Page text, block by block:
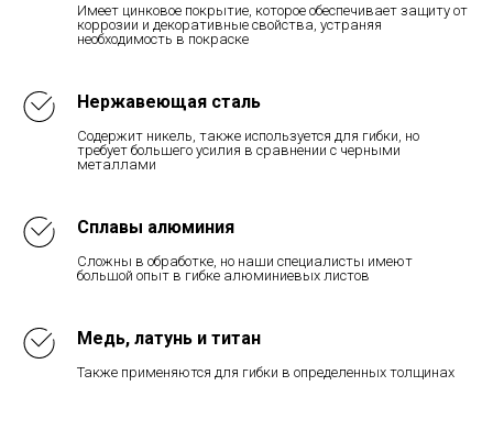
Имеет цинковое покрытие, которое обеспечивает защиту от
коррозии и декоративные свойства, устраняя
необходимость в покраске
Нержавеющая сталь
Содержит никель, также используется для гибки, но
требует большего усилия в сравнении с черными
металлами
Сплавы алюминия
Сложны в обработке, но наши специалисты имеют
большой опыт в гибке алюминиевых листов
Медь, латунь и титан
Также применяются для гибки в определенных толщинах